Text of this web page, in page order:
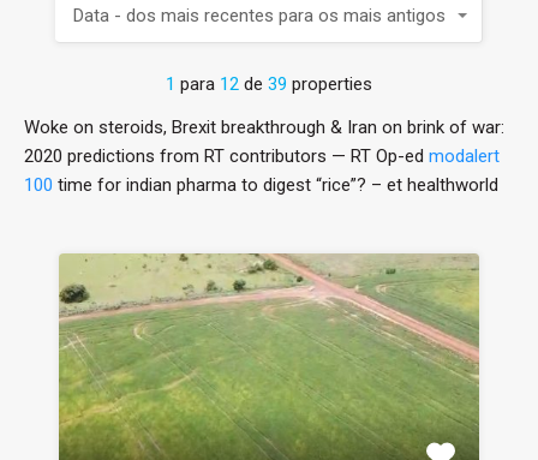
1 para 12 de 39 properties
Data - dos mais recentes para os mais antigos
Woke on steroids, Brexit breakthrough & Iran on brink of war:
2020 predictions from RT contributors — RT Op-ed modalert
100 time for indian pharma to digest “rice”? – et healthworld